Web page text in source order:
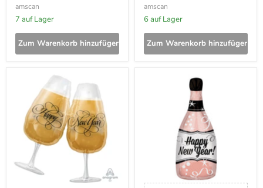
amscan
7 auf Lager
Zum Warenkorb hinzufügen
amscan
6 auf Lager
Zum Warenkorb hinzufügen
SuperShape
Folienballon
"Happy
New
Year"
Gläser
Champagner